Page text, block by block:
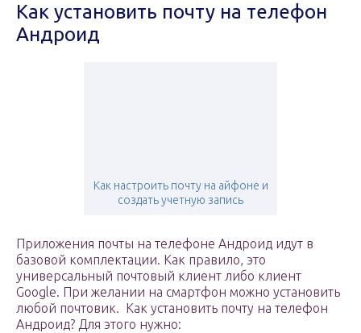
Как установить почту на телефон
Андроид
Как настроить почту на айфоне и
создать учетную запись
Приложения почты на телефоне Андроид идут в
базовой комплектации. Как правило, это
универсальный почтовый клиент либо клиент
Google. При желании на смартфон можно установить
любой почтовик. Как установить почту на телефон
Андроид? Для этого нужно: